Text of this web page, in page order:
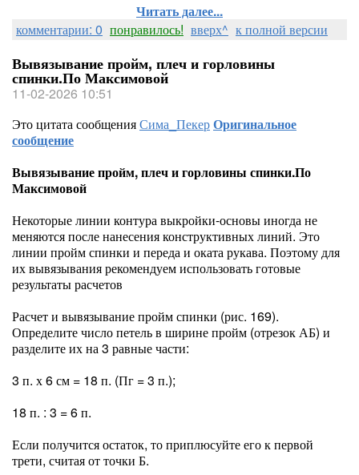
Читать далее...
комментарии: 0 понравилось! вверх^ к полной версии
Вывязывание пройм, плеч и горловины
спинки.По Максимовой
11-02-2026 10:51
Это цитата сообщенияСима_ПекерОригинальное
сообщение
Вывязывание пройм, плеч и горловины спинки.По
Максимовой
Некоторые линии контура выкройки-основы иногда не
меняются после нанесения конструктивных линий. Это
линии пройм спинки и переда и оката рукава. Поэтому для
их вывязывания рекомендуем использовать готовые
результаты расчетов
Расчет и вывязывание пройм спинки (рис. 169).
Определите число петель в ширине пройм (отрезок АБ) и
разделите их на 3 равные части:
3 п. х 6 см = 18 п. (Пг = 3 п.);
18 п. : 3 = 6 п.
Если получится остаток, то приплюсуйте его к первой
трети, считая от точки Б.